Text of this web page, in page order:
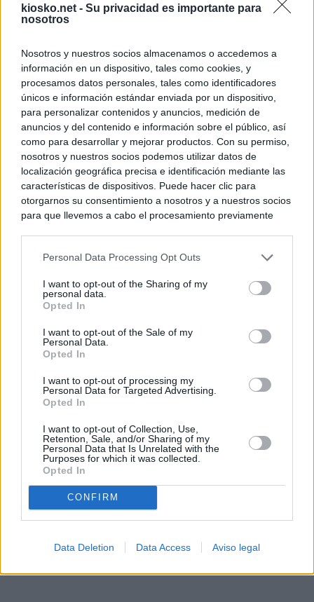
kiosko.net - Su privacidad es importante para
nosotros
Nosotros y nuestros socios almacenamos o accedemos a
información en un dispositivo, tales como cookies, y
procesamos datos personales, tales como identificadores
únicos e información estándar enviada por un dispositivo,
para personalizar contenidos y anuncios, medición de
anuncios y del contenido e información sobre el público, así
como para desarrollar y mejorar productos. Con su permiso,
nosotros y nuestros socios podemos utilizar datos de
localización geográfica precisa e identificación mediante las
características de dispositivos. Puede hacer clic para
otorgarnos su consentimiento a nosotros y a nuestros socios
para que llevemos a cabo el procesamiento previamente
negar su consentimiento. Tenga en cuenta que algún
de su consentimiento, pero usted tiene el derecho de
rechazar tal procesamiento. Sus preferencias se aplicarán
cualquier momento entrando de nuevo en este sitio web o
visitando nuestra política de privacidad.
Personal Data Processing Opt Outs
I want to opt-out of the Sharing of my
personal data.
Opted In
I want to opt-out of the Sale of my
Personal Data.
Opted In
I want to opt-out of processing my
Personal Data for Targeted Advertising.
Opted In
I want to opt-out of Collection, Use,
Retention, Sale, and/or Sharing of my
Personal Data that Is Unrelated with the
Purposes for which it was collected.
Opted In
CONFIRM
Data Deletion Data Access Aviso legal